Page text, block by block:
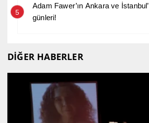
5
Adam Fawer’ın Ankara ve
günleri!
DİĞER HABERLER